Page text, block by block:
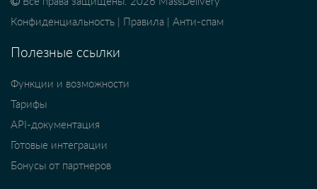
Конфиденциальность
Правила Анти-спам
Полезные ссылки
Функции и возможности
Тарифы
API-документация
Готовые интеграции
Бонусы от партнеров